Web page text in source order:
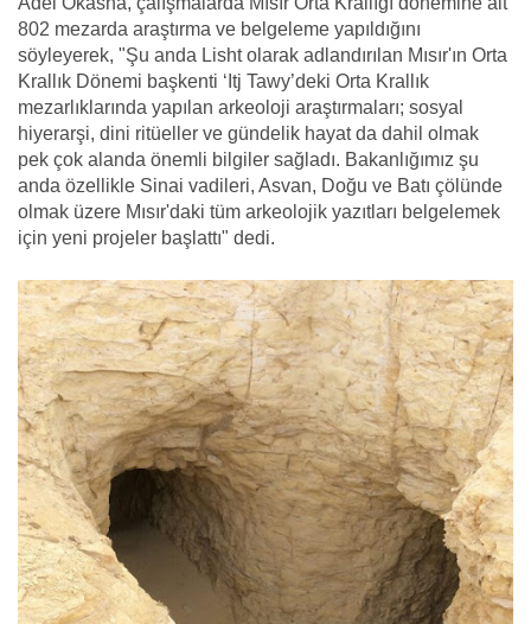
802 mezarda araştırma ve belgeleme yapıldığını
söyleyerek, "Şu anda Lisht olarak adlandırılan Mısır'ın Orta
Krallık Dönemi başkenti ‘Itj Tawy’deki Orta Krallık
mezarlıklarında yapılan arkeoloji araştırmaları; sosyal
hiyerarşi, dini ritüeller ve gündelik hayat da dahil olmak
pek çok alanda önemli bilgiler sağladı. Bakanlığımız şu
anda özellikle Sinai vadileri, Asvan, Doğu ve Batı çölünde
olmak üzere Mısır'daki tüm arkeolojik yazıtları belgelemek
için yeni projeler başlattı" dedi.